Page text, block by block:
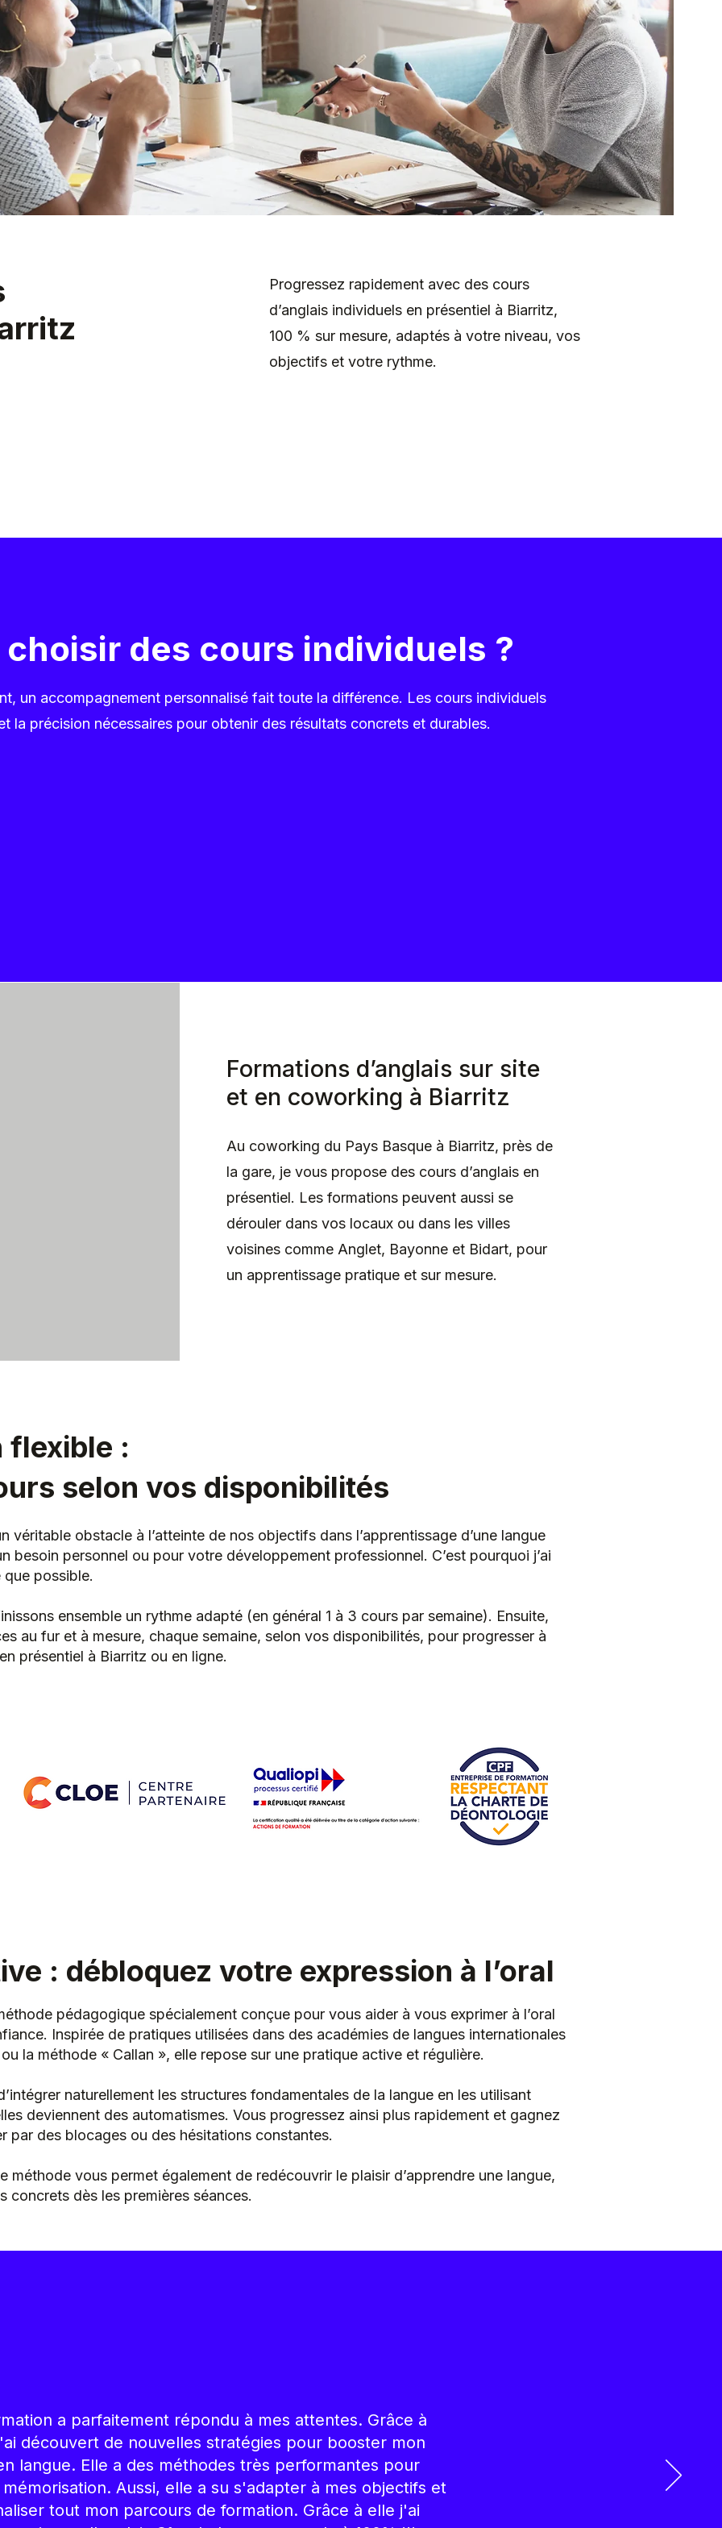
Progressez rapidement avec des cours
d’anglais individuels en présentiel à Biarritz,
100 % sur mesure, adaptés à votre niveau, vos
objectifs et votre rythme.
choisir des cours individuels ?
un accompagnement personnalisé fait toute la différence. Les cours individuels
la précision nécessaires pour obtenir des résultats concrets et durables.
Formations d’anglais sur site
et en coworking à Biarritz
Au coworking du Pays Basque à Biarritz, près de
la gare, je vous propose des cours d’anglais en
présentiel. Les formations peuvent aussi se
dérouler dans vos locaux ou dans les villes
voisines comme Anglet, Bayonne et Bidart, pour
un apprentissage pratique et sur mesure.
flexible :
selon vos disponibilités
véritable obstacle à l’atteinte de nos objectifs dans l’apprentissage d’une langue
besoin personnel ou pour votre développement professionnel. C’est pourquoi j’ai
possible.
ensemble un rythme adapté (en général 1 à 3 cours par semaine). Ensuite,
au fur et à mesure, chaque semaine, selon vos disponibilités, pour progresser à
présentiel à Biarritz ou en ligne.
: débloquez votre expression à l’oral
pédagogique spécialement conçue pour vous aider à vous exprimer à l’oral
Inspirée de pratiques utilisées dans des académies de langues internationales
la méthode « Callan », elle repose sur une pratique active et régulière.
naturellement les structures fondamentales de la langue en les utilisant
deviennent des automatismes. Vous progressez ainsi plus rapidement et gagnez
par des blocages ou des hésitations constantes.
méthode vous permet également de redécouvrir le plaisir d’apprendre une langue,
concrets dès les premières séances.
a parfaitement répondu à mes attentes. Grâce à
découvert de nouvelles stratégies pour booster mon
langue. Elle a des méthodes très performantes pour
Aussi, elle a su s'adapter à mes objectifs et
tout mon parcours de formation. Grâce à elle j'ai